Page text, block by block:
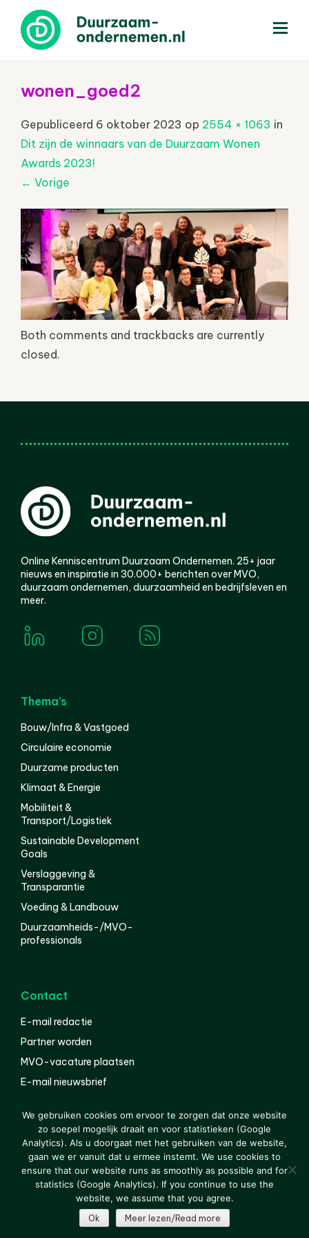
wonen_goed2
Gepubliceerd 6 oktober 2023 op 2554 × 1063 in
Dit zijn de winnaars van de Duurzaam Wonen
Awards 2023!
← Vorige
Both comments and trackbacks are currently
closed.
Online Kenniscentrum Duurzaam Ondernemen. 25+ jaar
nieuws en inspiratie in 30.000+ berichten over MVO,
duurzaam ondernemen, duurzaamheid en bedrijfsleven en
meer.
Thema’s
Bouw/Infra & Vastgoed
Circulaire economie
Duurzame producten
Klimaat & Energie
Mobiliteit &
Transport/Logistiek
Sustainable Development
Goals
Verslaggeving &
Transparantie
Voeding & Landbouw
Duurzaamheids-/MVO-
professionals
Contact
E-mail redactie
Partner worden
MVO-vacature plaatsen
E-mail nieuwsbrief
© 2000-2026 Van der Molen EIS Colofon
Disclaimer
Privacy
We gebruiken cookies om ervoor te zorgen dat onze website
zo soepel mogelijk draait en voor statistieken (Google
Analytics). Als u doorgaat met het gebruiken van de website,
gaan we er vanuit dat u ermee instemt. We use cookies to
ensure that our website runs as smoothly as possible and for
statistics (Google Analytics). If you continue to use the
website, we assume that you agree.
Ok Meer lezen/Read more